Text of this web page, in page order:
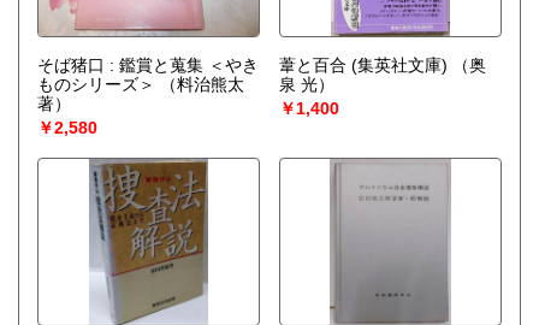
そば猪口 : 鑑賞と蒐集 ＜やき
ものシリーズ＞
（料治熊太
著）
￥2,580
葦と百合 (集英社文庫)
（奥
泉 光）
￥1,400